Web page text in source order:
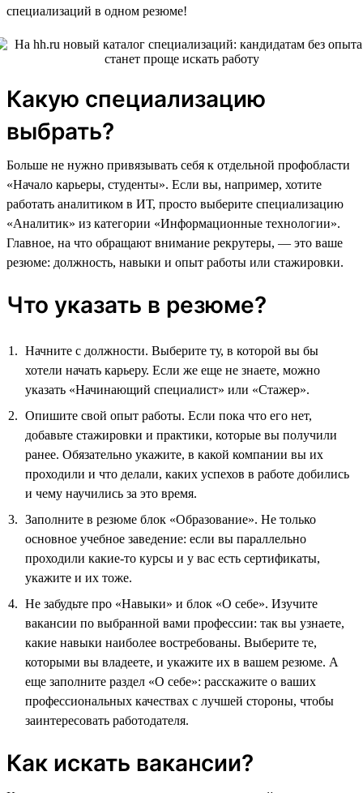
специализаций в одном резюме!
Какую специализацию
выбрать?
Больше не нужно привязывать себя к отдельной профобласти
«Начало карьеры, студенты». Если вы, например, хотите
работать аналитиком в ИТ, просто выберите специализацию
«Аналитик» из категории «Информационные технологии».
Главное, на что обращают внимание рекрутеры, — это ваше
резюме: должность, навыки и опыт работы или стажировки.
Что указать в резюме?
Начните с должности. Выберите ту, в которой вы бы
хотели начать карьеру. Если же еще не знаете, можно
указать «Начинающий специалист» или «Стажер».
Опишите свой опыт работы. Если пока что его нет,
добавьте стажировки и практики, которые вы получили
ранее. Обязательно укажите, в какой компании вы их
проходили и что делали, каких успехов в работе добились
и чему научились за это время.
Заполните в резюме блок «Образование». Не только
основное учебное заведение: если вы параллельно
проходили какие-то курсы и у вас есть сертификаты,
укажите и их тоже.
Не забудьте про «Навыки» и блок «О себе». Изучите
вакансии по выбранной вами профессии: так вы узнаете,
какие навыки наиболее востребованы. Выберите те,
которыми вы владеете, и укажите их в вашем резюме. А
еще заполните раздел «О себе»: расскажите о ваших
профессиональных качествах с лучшей стороны, чтобы
заинтересовать работодателя.
Как искать вакансии?